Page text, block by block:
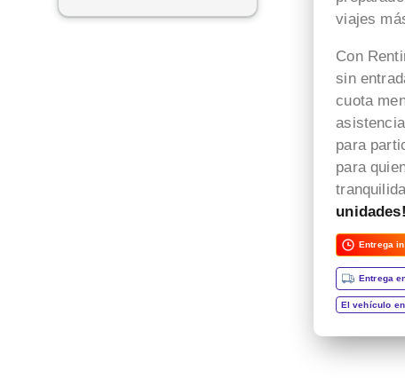
viajes
Con
sin
cuota
para
para
unidades!
Entrega
Entrega
El vehículo